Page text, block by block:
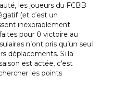
les joueurs du FCBB
(et c’est un
inexorablement
pour 0 victoire au
n’ont pris qu’un seul
déplacements. Si la
est actée, c’est
les points